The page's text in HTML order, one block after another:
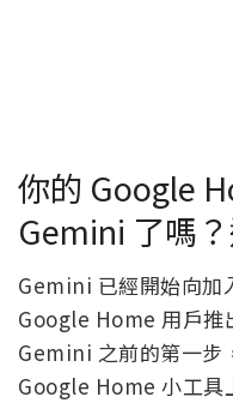
你的 Google
Gemini 了嗎
Gemini 已經開始向加
Google Home 用戶推
Gemini 之前的第一步
Google Home 小工具